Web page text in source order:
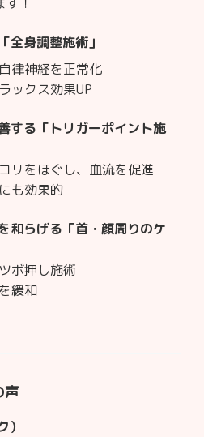
全身調整施術」
律神経を正常化
ックス効果UP
する「トリガーポイント施
リをほぐし、血流を促進
も効果的
和らげる「首・顔周りのケ
ボ押し施術
緩和
声